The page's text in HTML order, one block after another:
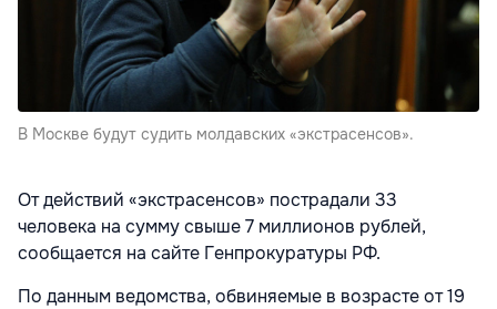
В Москве будут судить молдавских «экстрасенсов».
От действий «экстрасенсов» пострадали 33
человека на сумму свыше 7 миллионов рублей,
сообщается на сайте Генпрокуратуры РФ.
По данным ведомства, обвиняемые в возрасте от 19